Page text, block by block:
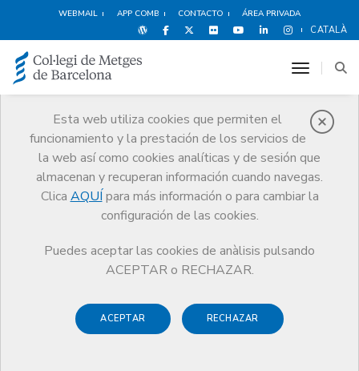
WEBMAIL APP COMB CONTACTO ÁREA PRIVADA
CATALÀ
Esta web utiliza cookies que permiten el
funcionamiento y la prestación de los servicios de
la web así como cookies analíticas y de sesión que
almacenan y recuperan información cuando navegas.
Clica AQUÍ para más información o para cambiar la
configuración de las cookies.
Puedes aceptar las cookies de anàlisis pulsando
ACEPTAR o RECHAZAR.
ACEPTAR RECHAZAR
toggle
Noticias
Comunicación
Noticias
Modificación del sistema de comunicación de los partes relacionados
con la incapacidad temporal